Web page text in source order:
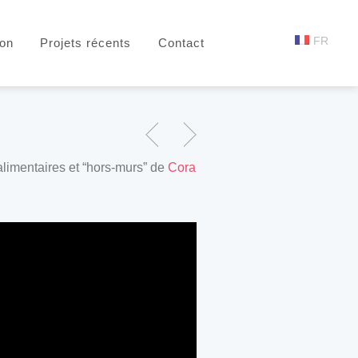
Projets récents Contact
et “hors-murs” de Cora
FR